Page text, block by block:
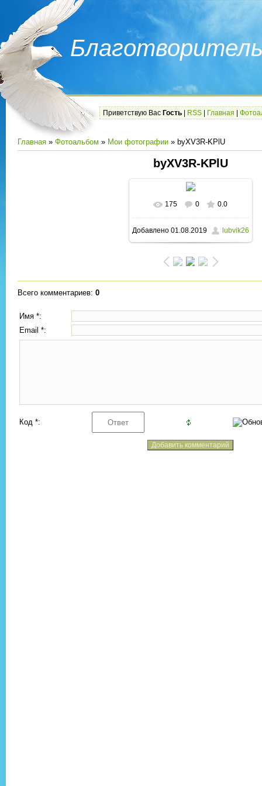
Приветствую Вас Гость RSS Главная
Главная » Фотоальбом » Мои фотографии » byXV3R-KPlU
byXV3R-KPlU
В реальном размере
706x960/ 126.2Kb
175 0 0.0
Добавлено01.08.2019 lubvik26
Всего комментариев: 0
Имя *:
Email *:
Код *: